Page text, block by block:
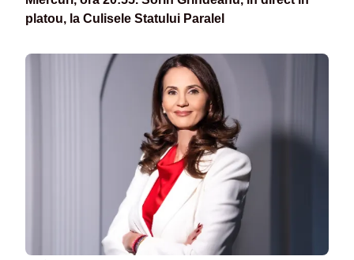
platou, la Culisele Statului Paralel